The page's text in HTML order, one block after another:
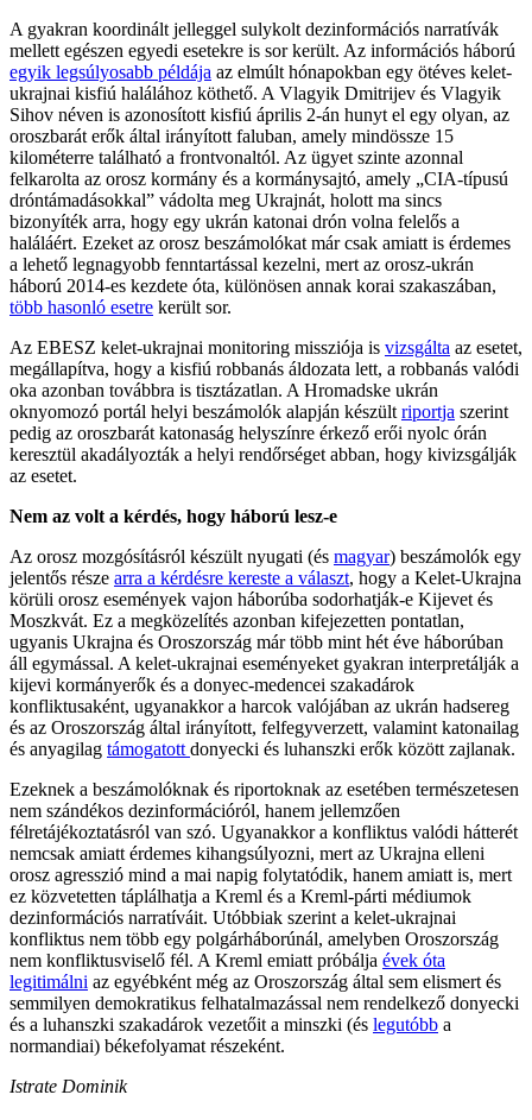
A gyakran koordinált jelleggel sulykolt dezinformációs narratívák
mellett egészen egyedi esetekre is sor került. Az információs háború
egyik legsúlyosabb példája az elmúlt hónapokban egy ötéves kelet-
ukrajnai kisfiú halálához köthető. A Vlagyik Dmitrijev és Vlagyik
Sihov néven is azonosított kisfiú április 2-án hunyt el egy olyan, az
oroszbarát erők által irányított faluban, amely mindössze 15
kilométerre található a frontvonaltól. Az ügyet szinte azonnal
felkarolta az orosz kormány és a kormánysajtó, amely „CIA-típusú
dróntámadásokkal” vádolta meg Ukrajnát, holott ma sincs
bizonyíték arra, hogy egy ukrán katonai drón volna felelős a
haláláért. Ezeket az orosz beszámolókat már csak amiatt is érdemes
a lehető legnagyobb fenntartással kezelni, mert az orosz-ukrán
háború 2014-es kezdete óta, különösen annak korai szakaszában,
több hasonló esetre került sor.
Az EBESZ kelet-ukrajnai monitoring missziója is vizsgálta az esetet,
megállapítva, hogy a kisfiú robbanás áldozata lett, a robbanás valódi
oka azonban továbbra is tisztázatlan. A Hromadske ukrán
oknyomozó portál helyi beszámolók alapján készült riportja szerint
pedig az oroszbarát katonaság helyszínre érkező erői nyolc órán
keresztül akadályozták a helyi rendőrséget abban, hogy kivizsgálják
az esetet.
Nem az volt a kérdés, hogy háború lesz-e
Az orosz mozgósításról készült nyugati (és magyar) beszámolók egy
jelentős része arra a kérdésre kereste a választ, hogy a Kelet-Ukrajna
körüli orosz események vajon háborúba sodorhatják-e Kijevet és
Moszkvát. Ez a megközelítés azonban kifejezetten pontatlan,
ugyanis Ukrajna és Oroszország már több mint hét éve háborúban
áll egymással. A kelet-ukrajnai eseményeket gyakran interpretálják a
kijevi kormányerők és a donyec-medencei szakadárok
konfliktusaként, ugyanakkor a harcok valójában az ukrán hadsereg
és az Oroszország által irányított, felfegyverzett, valamint katonailag
és anyagilag támogatott donyecki és luhanszki erők között zajlanak.
Ezeknek a beszámolóknak és riportoknak az esetében természetesen
nem szándékos dezinformációról, hanem jellemzően
félretájékoztatásról van szó. Ugyanakkor a konfliktus valódi hátterét
nemcsak amiatt érdemes kihangsúlyozni, mert az Ukrajna elleni
orosz agresszió mind a mai napig folytatódik, hanem amiatt is, mert
ez közvetetten táplálhatja a Kreml és a Kreml-párti médiumok
dezinformációs narratíváit. Utóbbiak szerint a kelet-ukrajnai
konfliktus nem több egy polgárháborúnál, amelyben Oroszország
nem konfliktusviselő fél. A Kreml emiatt próbálja évek óta
legitimálni az egyébként még az Oroszország által sem elismert és
semmilyen demokratikus felhatalmazással nem rendelkező donyecki
és a luhanszki szakadárok vezetőit a minszki (és legutóbb a
normandiai) békefolyamat részeként.
Istrate Dominik